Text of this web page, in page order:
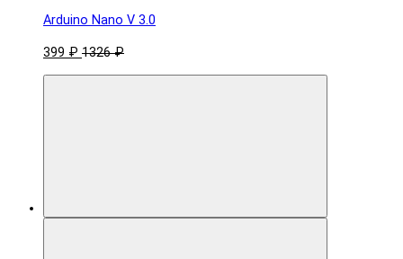
Arduino Nano V 3.0
399 ₽ 1326 ₽